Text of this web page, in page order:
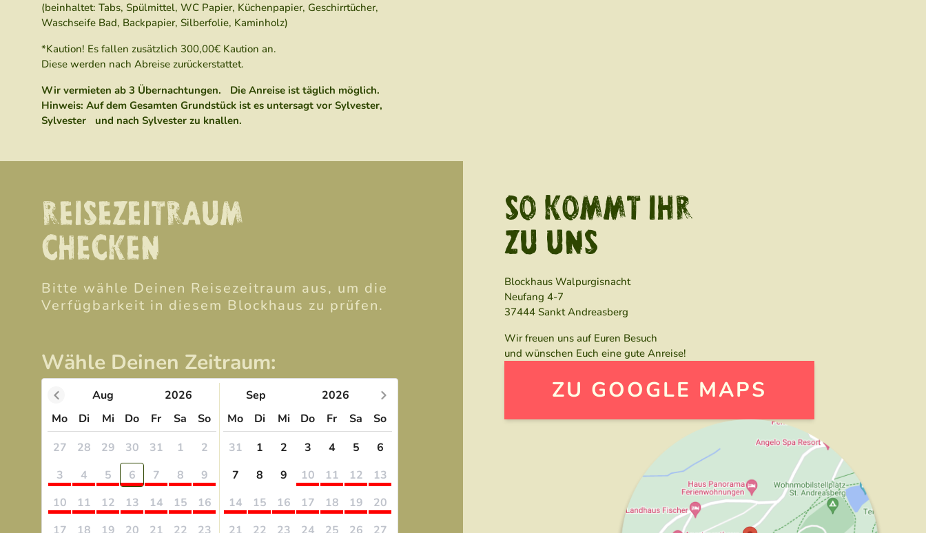
(beinhaltet: Tabs, Spülmittel, WC Papier, Küchenpapier, Geschirrtücher,
Waschseife Bad, Backpapier, Silberfolie, Kaminholz)
*Kaution! Es fallen zusätzlich 300,00€ Kaution an.
Diese werden nach Abreise zurückerstattet.
Wir vermieten ab 3 Übernachtungen. Die Anreise ist täglich möglich.
Hinweis: Auf dem Gesamten Grundstück ist es untersagt vor Sylvester,
Sylvester und nach Sylvester zu knallen.
REISEZEITRAUM
CHECKEN
Bitte wähle Deinen Reisezeitraum aus, um die
Verfügbarkeit in diesem Blockhaus zu prüfen.
Wähle Deinen Zeitraum:
Aug
2026
Mo
Di Mi Do Fr Sa
So
27
28 29 30 31 1
2
3
4 5 6 7 8
9
10
11 12 13 14 15
16
17
18 19 20 21 22 23
Sep
2026
Mo
Di Mi Do Fr Sa
So
31
1 2 3 4 5
6
7
8 9 10 11 12
13
14
15 16 17 18 19
20
21
22 23 24 25 26 27
SO KOMMT IHR
ZU UNS
Blockhaus Walpurgisnacht
Neufang 4-7
37444 Sankt Andreasberg
Wir freuen uns auf Euren Besuch
und wünschen Euch eine gute Anreise!
ZU GOOGLE MAPS